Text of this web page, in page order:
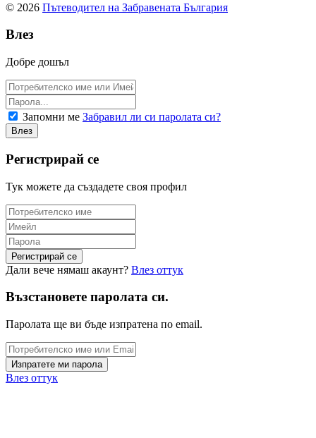
© 2026 Пътеводител на Забравената България
Влез
Добре дошъл
Запомни ме Забравил ли си паролата си?
Регистрирай се
Тук можете да създадете своя профил
Дали вече нямаш акаунт? Влез оттук
Възстановете паролата си.
Паролата ще ви бъде изпратена по email.
Влез оттук